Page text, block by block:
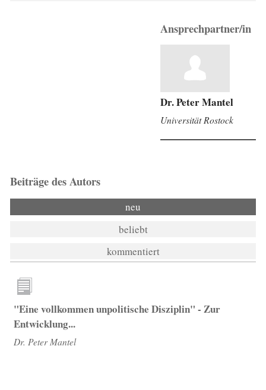
Ansprechpartner/in
Dr. Peter Mantel
Universität Rostock
Beiträge des Autors
neu
beliebt
kommentiert
"Eine vollkommen unpolitische Disziplin" - Zur
Entwicklung...
Dr. Peter Mantel